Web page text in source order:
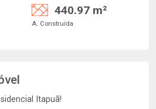
440.97 m²
A. Construída
Itapuã!